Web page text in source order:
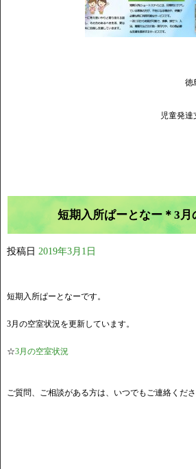
徳
児童発
短期入所ぱーとなー＊3月
投稿日 2019年3月1日
短期入所ぱーとなーです。
3月の空室状況を更新しています。
☆3月の空室状況
ご質問、ご相談がある方は、いつでもご連絡くださ